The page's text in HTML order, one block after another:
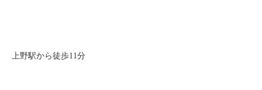
上野駅から徒歩11分